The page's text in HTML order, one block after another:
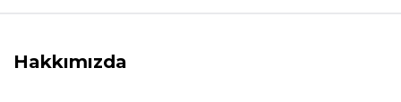
Hakkımızda